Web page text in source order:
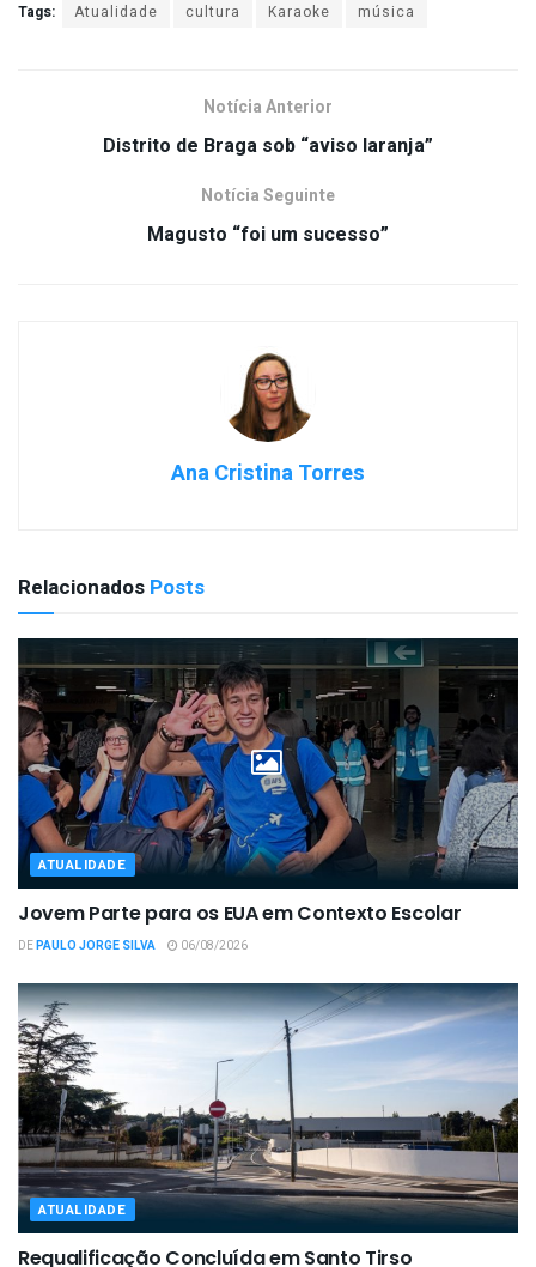
Tags: Atualidade cultura Karaoke música
Notícia Anterior
Distrito de Braga sob “aviso laranja”
Notícia Seguinte
Magusto “foi um sucesso”
Ana Cristina Torres
Relacionados Posts
ATUALIDADE
Jovem Parte para os EUA em Contexto Escolar
DEPAULO JORGE SILVA 06/08/2026
ATUALIDADE
Requalificação Concluída em Santo Tirso